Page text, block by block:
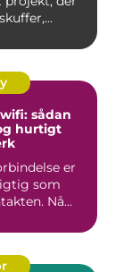
sådan
hurtigt
er
som
Nå...